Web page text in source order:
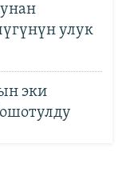
улук
эки